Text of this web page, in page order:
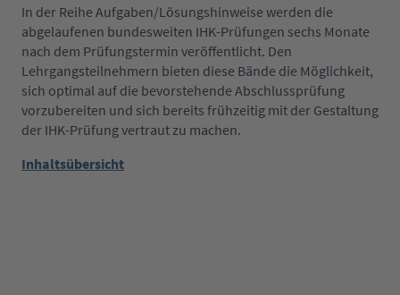
In der Reihe Aufgaben/Lösungshinweise werden die
abgelaufenen bundesweiten IHK-Prüfungen sechs Monate
nach dem Prüfungstermin veröffentlicht. Den
Lehrgangsteilnehmern bieten diese Bände die Möglichkeit,
sich optimal auf die bevorstehende Abschlussprüfung
vorzubereiten und sich bereits frühzeitig mit der Gestaltung
der IHK-Prüfung vertraut zu machen.
Inhaltsübersicht